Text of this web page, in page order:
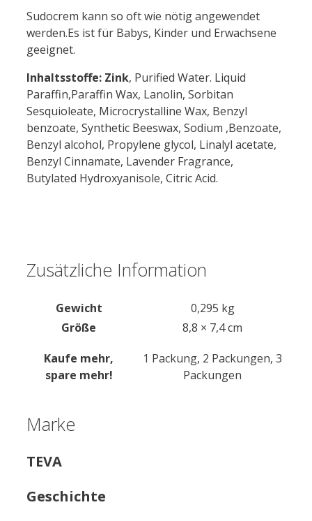
Sudocrem kann so oft wie nötig angewendet
werden.Es ist für Babys, Kinder und Erwachsene
geeignet.
Inhaltsstoffe: Zink, Purified Water. Liquid
Paraffin,Paraffin Wax, Lanolin, Sorbitan
Sesquioleate, Microcrystalline Wax, Benzyl
benzoate, Synthetic Beeswax, Sodium ,Benzoate,
Benzyl alcohol, Propylene glycol, Linalyl acetate,
Benzyl Cinnamate, Lavender Fragrance,
Butylated Hydroxyanisole, Citric Acid.
Zusätzliche Information
Gewicht
0,295 kg
Größe
8,8 × 7,4 cm
Kaufe mehr,
spare mehr!
1 Packung, 2 Packungen, 3
Packungen
Marke
TEVA
Geschichte